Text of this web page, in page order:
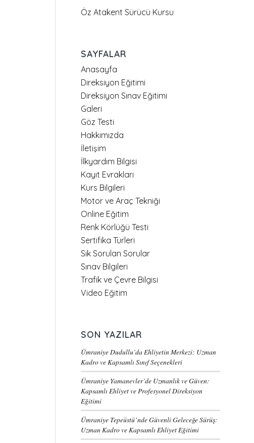
Öz Atakent Sürücü Kursu
SAYFALAR
Anasayfa
Direksiyon Eğitimi
Direksiyon Sınav Eğitimi
Galeri
Göz Testi
Hakkımızda
İletişim
İlkyardım Bilgisi
Kayıt Evrakları
Kurs Bilgileri
Motor ve Araç Tekniği
Online Eğitim
Renk Körlüğü Testi
Sertifika Türleri
Sık Sorulan Sorular
Sınav Bilgileri
Trafik ve Çevre Bilgisi
Video Eğitim
SON YAZILAR
Ümraniye Dudullu’da Ehliyetin Merkezi: Uzman
Kadro ve Kapsamlı Sınıf Seçenekleri
Ümraniye Yamanevler’de Uzmanlık ve Güven:
Kapsamlı Ehliyet ve Profesyonel Direksiyon
Eğitimi
Ümraniye Tepeüstü’nde Güvenli Geleceğe Sürüş:
Uzman Kadro ve Kapsamlı Ehliyet Eğitimi